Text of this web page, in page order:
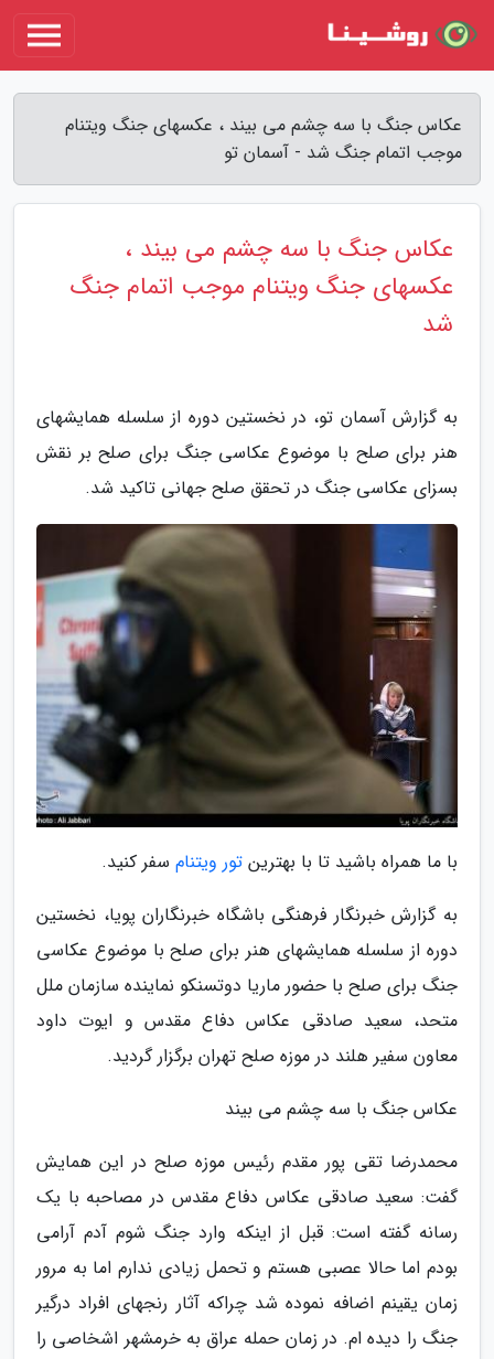
عکاس جنگ با سه چشم می بیند ، عکسهای جنگ ویتنام
موجب اتمام جنگ شد - آسمان تو
عکاس جنگ با سه چشم می بیند ،
عکسهای جنگ ویتنام موجب اتمام جنگ
شد
به گزارش آسمان تو، در نخستین دوره از سلسله همایشهای
هنر برای صلح با موضوع عکاسی جنگ برای صلح بر نقش
بسزای عکاسی جنگ در تحقق صلح جهانی تاکید شد.
با ما همراه باشید تا با بهترین تور ویتنام سفر کنید.
به گزارش خبرنگار فرهنگی باشگاه خبرنگاران پویا، نخستین
دوره از سلسله همایشهای هنر برای صلح با موضوع عکاسی
جنگ برای صلح با حضور ماریا دوتسنکو نماینده سازمان ملل
متحد، سعید صادقی عکاس دفاع مقدس و ایوت داود
معاون سفیر هلند در موزه صلح تهران برگزار گردید.
عکاس جنگ با سه چشم می بیند
محمدرضا تقی پور مقدم رئیس موزه صلح در این همایش
گفت: سعید صادقی عکاس دفاع مقدس در مصاحبه با یک
رسانه گفته است: قبل از اینکه وارد جنگ شوم آدم آرامی
بودم اما حالا عصبی هستم و تحمل زیادی ندارم اما به مرور
زمان یقینم اضافه نموده شد چراکه آثار رنجهای افراد درگیر
جنگ را دیده ام. در زمان حمله عراق به خرمشهر اشخاصی را